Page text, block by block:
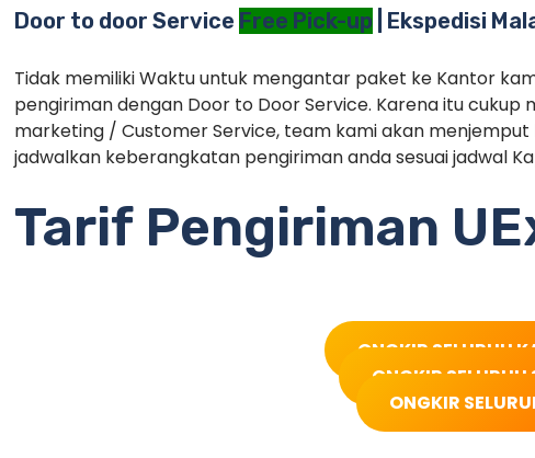
Door to door Service Free Pick-up | Ekspedisi
Tidak memiliki Waktu untuk mengantar paket ke Kantor
pengiriman dengan Door to Door Service. Karena itu
marketing / Customer Service, team kami akan
jadwalkan keberangkatan pengiriman anda sesuai jadwal
Tarif Pengiriman
ONGKIR SELURUH
ONGKIR SELURUH
ONGKIR